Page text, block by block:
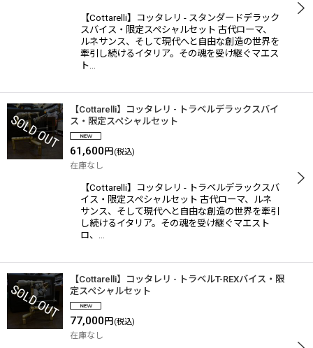
【Cottarelli】コッタレリ - スタンダードデラック
スバイス・限定スペシャルセット 古代ローマ、
ルネサンス、そして現代へと自由な創造の世界を
牽引し続けるイタリア。その魂を受け継ぐマエス
ト…
【Cottarelli】コッタレリ - トラベルデラックスバイ
ス・限定スペシャルセット
61,600 円 (税込)
在庫なし
【Cottarelli】コッタレリ - トラベルデラックスバ
イス・限定スペシャルセット 古代ローマ、ルネ
サンス、そして現代へと自由な創造の世界を牽引
し続けるイタリア。その魂を受け継ぐマエスト
ロ、…
【Cottarelli】コッタレリ - トラベルT-REXバイス・限
定スペシャルセット
77,000 円 (税込)
在庫なし